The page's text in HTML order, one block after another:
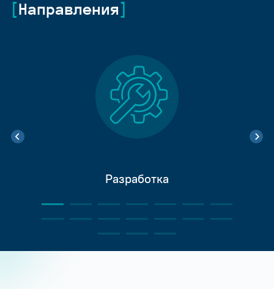
Направления
Разработка